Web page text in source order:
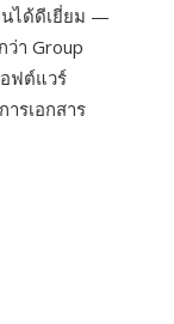
นได้ดีเยี่ยม —
า Group
ฟต์แวร์
รเอกสาร